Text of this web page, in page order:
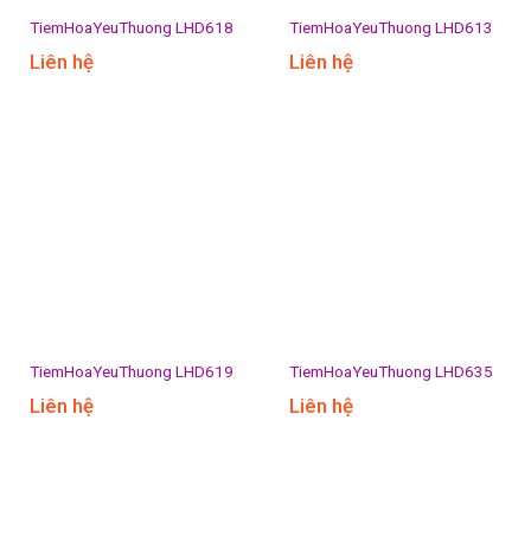
TiemHoaYeuThuong LHD618
Liên hệ
TiemHoaYeuThuong LHD613
Liên hệ
TiemHoaYeuThuong LHD619
Liên hệ
TiemHoaYeuThuong LHD635
Liên hệ